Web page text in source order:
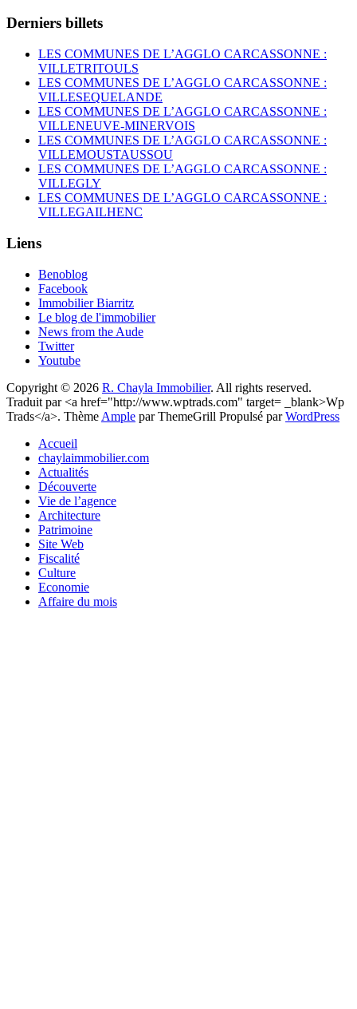
Derniers billets
LES COMMUNES DE L’AGGLO CARCASSONNE :
VILLETRITOULS
LES COMMUNES DE L’AGGLO CARCASSONNE :
VILLESEQUELANDE
LES COMMUNES DE L’AGGLO CARCASSONNE :
VILLENEUVE-MINERVOIS
LES COMMUNES DE L’AGGLO CARCASSONNE :
VILLEMOUSTAUSSOU
LES COMMUNES DE L’AGGLO CARCASSONNE :
VILLEGLY
LES COMMUNES DE L’AGGLO CARCASSONNE :
VILLEGAILHENC
Liens
Benoblog
Facebook
Immobilier Biarritz
Le blog de l'immobilier
News from the Aude
Twitter
Youtube
Copyright © 2026 R. Chayla Immobilier. All rights reserved.
Traduit par <a href="http://www.wptrads.com" target= _blank>Wp
Trads</a>. Thème Ample par ThemeGrill Propulsé parWordPress
Accueil
chaylaimmobilier.com
Actualités
Découverte
Vie de l’agence
Architecture
Patrimoine
Site Web
Fiscalité
Culture
Economie
Affaire du mois